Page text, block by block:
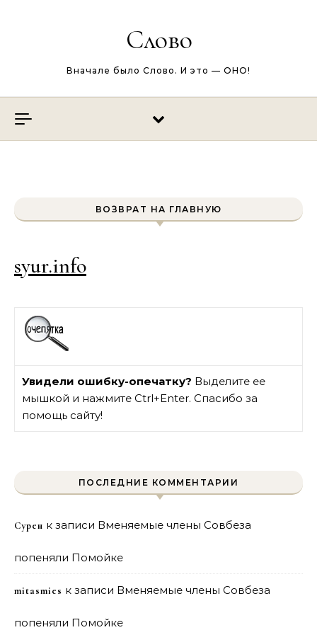
Слово
Вначале было Слово. И это — ОНО!
ВОЗВРАТ НА ГЛАВНУЮ
syur.info
Увидели ошибку-опечатку? Выделите ее
мышкой и нажмите Ctrl+Enter. Спасибо за
помощь сайту!
ПОСЛЕДНИЕ КОММЕНТАРИИ
Сурен к записи Вменяемые члены Совбеза
попеняли Помойке
mitasmies к записи Вменяемые члены Совбеза
попеняли Помойке